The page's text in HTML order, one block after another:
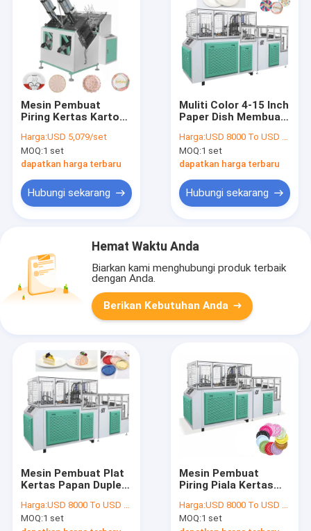
Mesin Pembuat
Piring Kertas Karton
Otomatis 500Kg
Harga:USD 5,079/set
MOQ:1 set
dapatkan harga terbaru
Hubungi sekarang
Muliti Color 4-15 Inch
Paper Dish Membuat
Cup Plate Membuat
Mesin
Harga:USD 8000 To USD 12000 Per Set
MOQ:1 set
dapatkan harga terbaru
Hubungi sekarang
Hemat Waktu Anda
Biarkan kami menghubungi produk terbaik
dengan Anda.
Berikan Kebutuhan Anda
Mesin Pembuat Plat
Kertas Papan Duplex
Min
Harga:USD 8000 To USD 12000 Per Set
MOQ:1 set
Mesin Pembuat
Piring Piala Kertas
Sepenuhnya
Otomatis
Harga:USD 8000 To USD 12000 Per Set
MOQ:1 set